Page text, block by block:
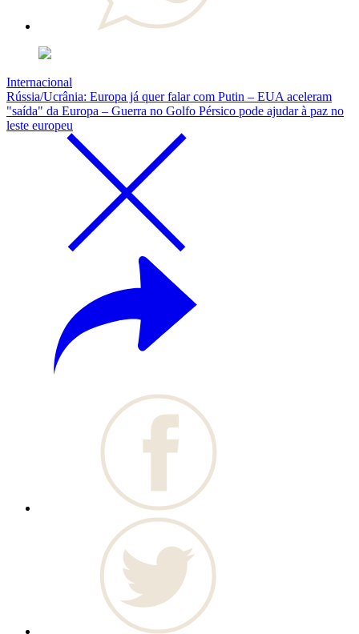
Internacional
Rússia/Ucrânia: Europa já quer falar com Putin – EUA aceleram
"saída" da Europa – Guerra no Golfo Pérsico pode ajudar à paz no
leste europeu